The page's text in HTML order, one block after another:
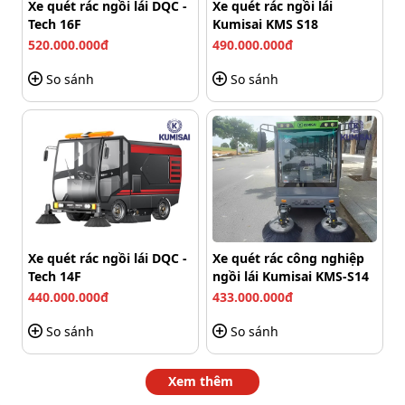
Xe quét rác ngồi lái DQC -
Tech 16F
520.000.000đ
So sánh
Xe quét rác ngồi lái
Kumisai KMS S18
490.000.000đ
So sánh
Xe quét rác ngồi lái DQC -
Tech 14F
440.000.000đ
So sánh
Xe quét rác công nghiệp
ngồi lái Kumisai KMS-S14
433.000.000đ
So sánh
Xem thêm